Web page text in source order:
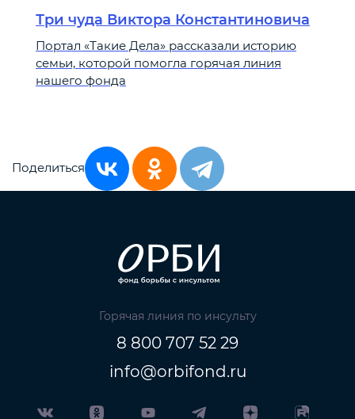
Три чуда Виктора Константиновича
Портал «Такие Дела» рассказали историю
семьи, которой помогла горячая линия
нашего фонда
Поделиться
Горячая линия по инсульту
8 800 707 52 29
info@orbifond.ru